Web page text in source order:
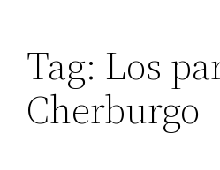
Tag: Los
Cherburgo